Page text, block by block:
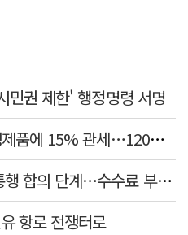
민권 제한' 행정명령 서명
[속보] 美, 폴리실리콘 파생제품에 15% 관세…120일 뒤 발효
이란-오만, 호르무즈해협 통행 합의 단계…수수료 부과되나
항로 전쟁터로